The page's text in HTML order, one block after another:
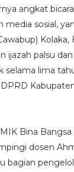
angkat
media sosial,
Kolaka,
ijazah palsu
selama lima
Bina Bangsa
dosen
bagian